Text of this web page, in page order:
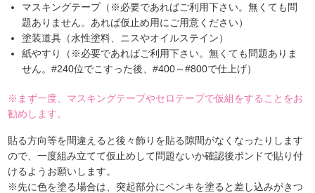
マスキングテープ（※必要であればご利用下さい。無くても問
題ありません。あれば仮止め用にご用意ください）
塗装道具（水性塗料、ニスやオイルステイン）
紙やすり（※必要であればご利用下さい。無くても問題ありま
せん。#240位でこすった後、#400～#800で仕上げ）
※まず一度、マスキングテープやセロテープで仮組をすることをお
勧めします。
貼る方向等を間違えると後々飾りを貼る隙間がなくなったりします
ので、一度組み立てて仮止めして問題ないか確認後ボンドで貼り付
けるようお願いします。
※先に色を塗る場合は、突起部分にペンキを塗ると差し込みがきつ